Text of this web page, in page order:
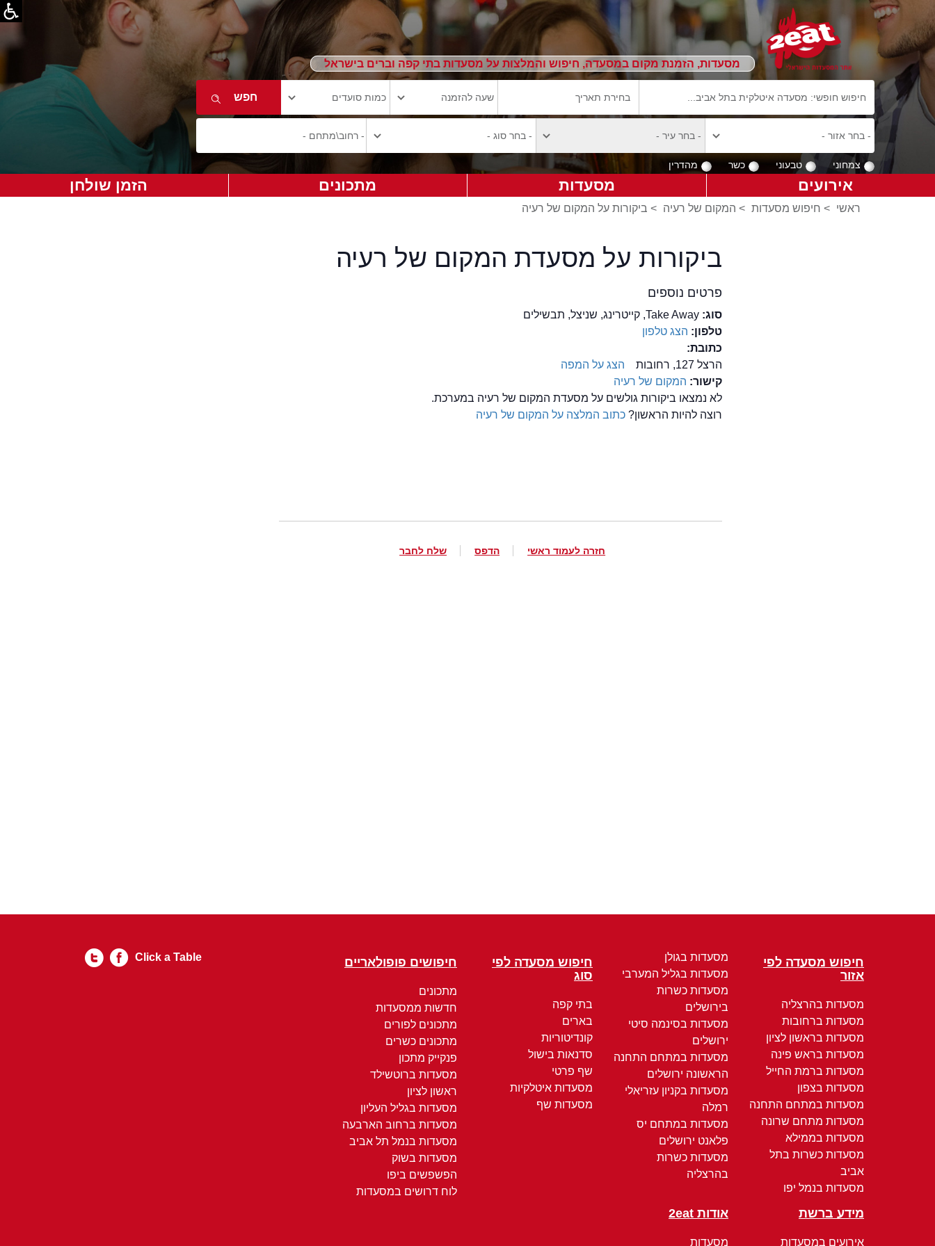
מסעדות, הזמנת מקום במסעדה, חיפוש והמלצות על מסעדות בתי קפה וברים בישראל
צמחוני טבעוני כשר מהדרין
אירועים מסעדות מתכונים הזמן שולחן
ראשי > חיפוש מסעדות > המקום של רעיה > ביקורות על המקום של רעיה
ביקורות על מסעדת המקום של רעיה
פרטים נוספים
סוג:Take Away, קייטרינג, שניצל, תבשילים
טלפון: הצג טלפון
כתובת:
הרצל 127, רחובות
הצג על המפה
קישור: המקום של רעיה
לא נמצאו ביקורות גולשים על מסעדת המקום של רעיה במערכת.
רוצה להיות הראשון?כתוב המלצה על המקום של רעיה
חזרה לעמוד ראשי הדפס שלח לחבר
חיפוש מסעדה לפי
אזור
מסעדות בהרצליה
מסעדות ברחובות
מסעדות בראשון לציון
מסעדות בראש פינה
מסעדות ברמת החייל
מסעדות בצפון
מסעדות במתחם התחנה
מסעדות מתחם שרונה
מסעדות בממילא
מסעדות כשרות בתל
אביב
מסעדות בנמל יפו
מסעדות בגולן
מסעדות בגליל המערבי
מסעדות כשרות
בירושלים
מסעדות בסינמה סיטי
ירושלים
מסעדות במתחם התחנה
הראשונה ירושלים
מסעדות בקניון עזריאלי
רמלה
מסעדות במתחם יס
פלאנט ירושלים
מסעדות כשרות
בהרצליה
חיפוש מסעדה לפי
סוג
בתי קפה
בארים
קונדיטוריות
סדנאות בישול
שף פרטי
מסעדות איטלקיות
מסעדות שף
חיפושים פופולאריים
מתכונים
חדשות ממסעדות
מתכונים לפורים
מתכונים כשרים
פנקייק מתכון
מסעדות ברוטשילד
ראשון לציון
מסעדות בגליל העליון
מסעדות ברחוב הארבעה
מסעדות בנמל תל אביב
מסעדות בשוק
הפשפשים ביפו
לוח דרושים במסעדות
מידע ברשת
אירועים במסעדות
אודות 2eat
מסעדות
Click a Table